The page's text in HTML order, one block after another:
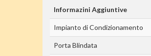
Informazini Aggiuntive
Impianto di Condizionamento
Porta Blindata